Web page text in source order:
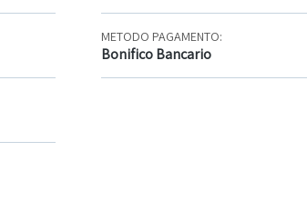
METODO PAGAMENTO:
Bonifico Bancario